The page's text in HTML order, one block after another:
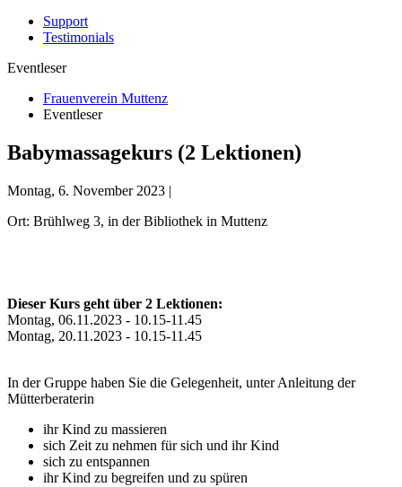
Support
Testimonials
Eventleser
Frauenverein Muttenz
Eventleser
Babymassagekurs (2 Lektionen)
Montag, 6. November 2023 |
Ort: Brühlweg 3, in der Bibliothek in Muttenz
Dieser Kurs geht über 2 Lektionen:
Montag, 06.11.2023 - 10.15-11.45
Montag, 20.11.2023 - 10.15-11.45
In der Gruppe haben Sie die Gelegenheit, unter Anleitung der
Mütterberaterin
ihr Kind zu massieren
sich Zeit zu nehmen für sich und ihr Kind
sich zu entspannen
ihr Kind zu begreifen und zu spüren